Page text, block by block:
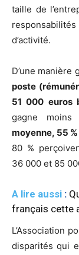
taille de
d’activité.
D’une manière
poste
51 000 euros
gagne moins
moyenne, 55
80 %
36 000 et 85
A lire aussi :
français cette
L’Association
disparités qui